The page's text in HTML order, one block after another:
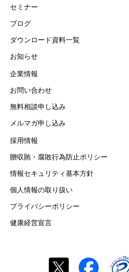
セミナー
ブログ
ダウンロード資料一覧
お知らせ
企業情報
お問い合わせ
無料相談申し込み
メルマガ申し込み
採用情報
贈収賄・腐敗行為防止ポリシー
情報セキュリティ基本方針
個人情報の取り扱い
プライバシーポリシー
健康経営宣言